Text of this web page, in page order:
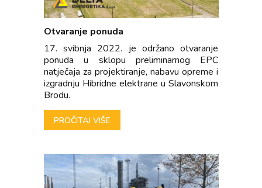
Otvaranje ponuda
17. svibnja 2022. je održano otvaranje
ponuda u sklopu preliminarnog EPC
natječaja za projektiranje, nabavu opreme i
izgradnju Hibridne elektrane u Slavonskom
Brodu.
PROČITAJ VIŠE